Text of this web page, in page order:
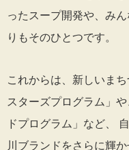
ったスープ開発や、み
りもそのひとつです。
これからは、新しいま
スターズプログラム」
ドプログラム」など、
川ブランドをさらに輝